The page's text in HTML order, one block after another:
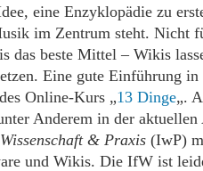
eine Enzyklopädie zu
im Zentrum steht. Nicht
das beste Mittel – Wikis
Eine gute Einführung
des Online-Kurs „13 Dinge„.
Anderem in der aktuellen
& Praxis (IwP)
und Wikis. Die IfW ist